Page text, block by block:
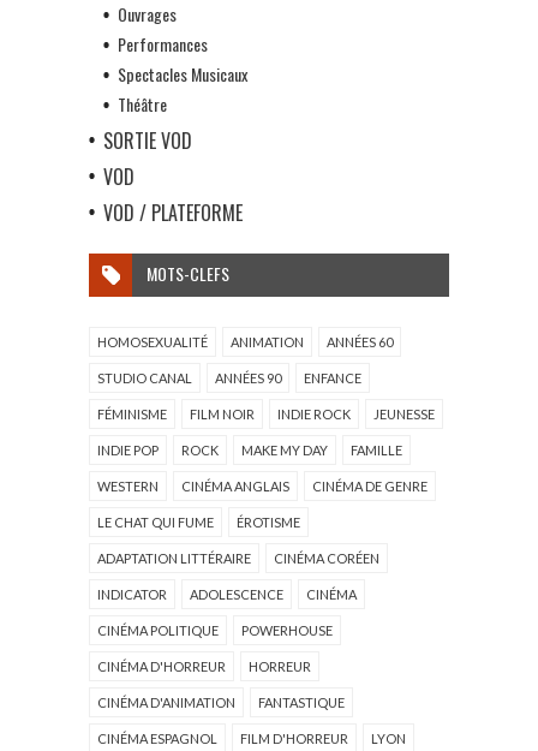
Ouvrages
Performances
Spectacles Musicaux
Théâtre
SORTIE VOD
VOD
VOD / PLATEFORME
MOTS-CLEFS
HOMOSEXUALITÉ ANIMATION ANNÉES 60
STUDIO CANAL ANNÉES 90 ENFANCE
FÉMINISME FILM NOIR INDIE ROCK JEUNESSE
INDIE POP ROCK MAKE MY DAY FAMILLE
WESTERN CINÉMA ANGLAIS CINÉMA DE GENRE
LE CHAT QUI FUME ÉROTISME
ADAPTATION LITTÉRAIRE CINÉMA CORÉEN
INDICATOR ADOLESCENCE CINÉMA
CINÉMA POLITIQUE POWERHOUSE
CINÉMA D'HORREUR HORREUR
CINÉMA D'ANIMATION FANTASTIQUE
CINÉMA ESPAGNOL FILM D'HORREUR LYON